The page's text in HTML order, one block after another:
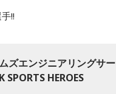
!!
ズエンジニアリングサ
SPORTS HEROES